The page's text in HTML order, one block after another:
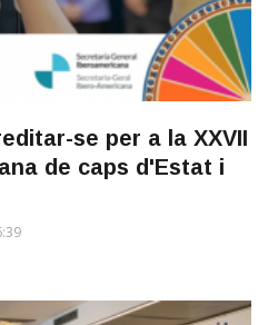
se per a la XXVII
de caps d'Estat i